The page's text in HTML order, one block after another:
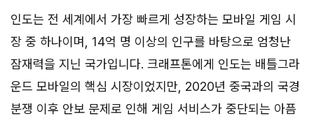
인도는 전 세계에서 가장 빠르게 성장하는 모바일 게임 시
장 중 하나이며, 14억 명 이상의 인구를 바탕으로 엄청난
잠재력을 지닌 국가입니다. 크래프톤에게 인도는 배틀그라
운드 모바일의 핵심 시장이었지만, 2020년 중국과의 국경
분쟁 이후 안보 문제로 인해 게임 서비스가 중단되는 아픔